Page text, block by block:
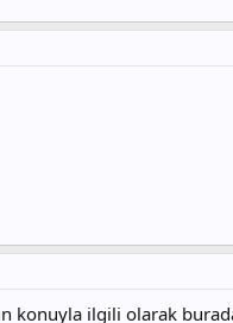
konuyla ilgili olarak